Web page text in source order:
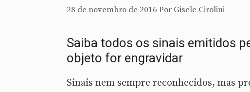
28 de novembro de 2016 Por Gisele Cirolini
Saiba todos os sinais emitidos
objeto for engravidar
Sinais nem sempre reconhecidos, mas